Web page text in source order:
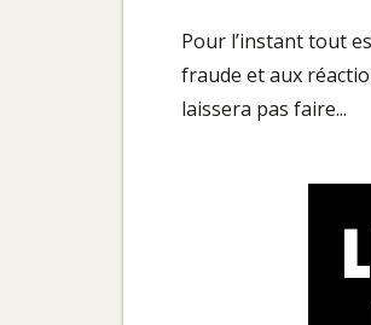
Pour l’instant tout
fraude et aux
laissera pas faire...